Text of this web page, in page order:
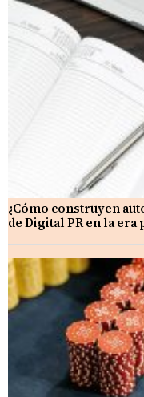
¿Cómo construyen
de Digital PR en la era